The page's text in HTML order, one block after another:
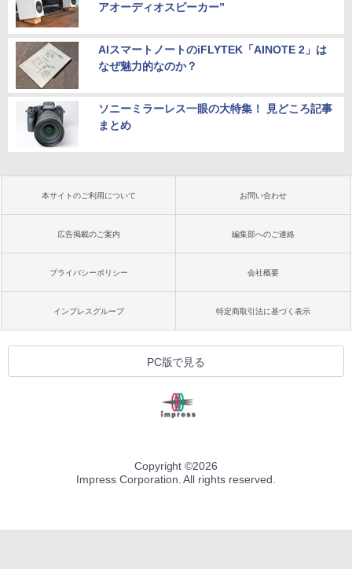
アオーディオスピーカー”
AIスマートノートのiFLYTEK「AINOTE 2」は
なぜ魅力的なのか？
ソニーミラーレス一眼の大特集！ 見どころ記事
まとめ
本サイトのご利用について お問い合わせ
広告掲載のご案内 編集部へのご連絡
プライバシーポリシー 会社概要
インプレスグループ 特定商取引法に基づく表示
PC版で見る
Copyright ©2026
Impress Corporation. All rights reserved.